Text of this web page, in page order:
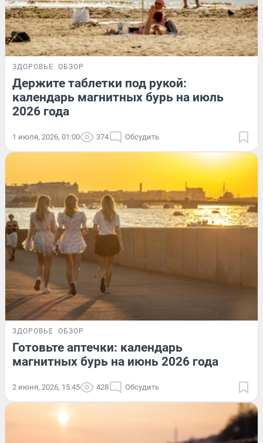
ЗДОРОВЬЕ ОБЗОР
Держите таблетки под рукой:
календарь магнитных бурь на июль
2026 года
1 июля, 2026, 01:00 374 Обсудить
ЗДОРОВЬЕ ОБЗОР
Готовьте аптечки: календарь
магнитных бурь на июнь 2026 года
2 июня, 2026, 15:45 428 Обсудить